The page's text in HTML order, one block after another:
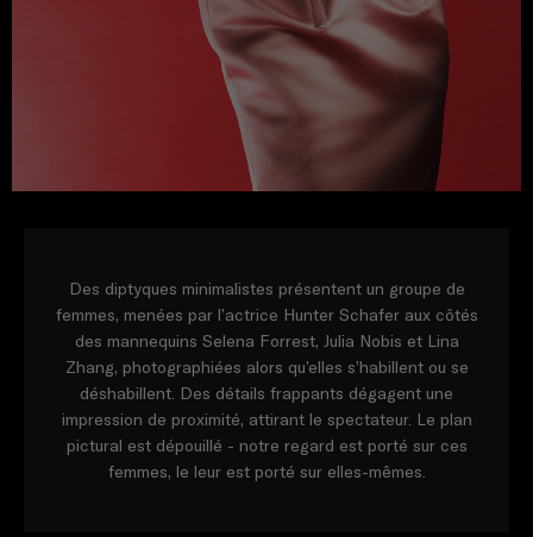
Des diptyques minimalistes présentent un groupe de
femmes, menées par l’actrice Hunter Schafer aux côtés
des mannequins Selena Forrest, Julia Nobis et Lina
Zhang, photographiées alors qu’elles s’habillent ou se
déshabillent. Des détails frappants dégagent une
impression de proximité, attirant le spectateur. Le plan
pictural est dépouillé - notre regard est porté sur ces
femmes, le leur est porté sur elles-mêmes.